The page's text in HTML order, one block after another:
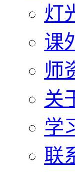
灯
课
师
关
学
联